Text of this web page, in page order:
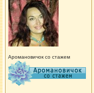
Аромановичок со стажем